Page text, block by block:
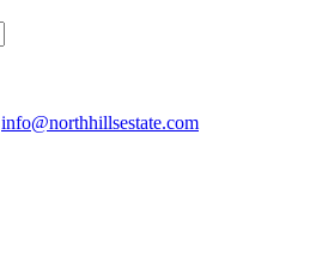
info@northhillsestate.com